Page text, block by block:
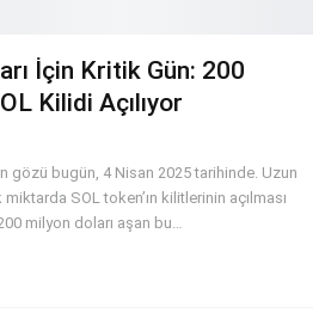
İçin Kritik Gün: 200
Kilidi Açılıyor
gözü bugün, 4 Nisan 2025 tarihinde. Uzun
SOL token’ın kilitlerinin açılması
milyon doları aşan bu